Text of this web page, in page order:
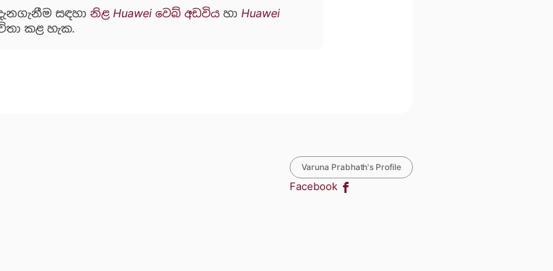
සඳහා නිළ Huawei වෙබ් අඩවිය හා Huawei
කළ හැක.
Varuna Prabhath's Profile
Facebook